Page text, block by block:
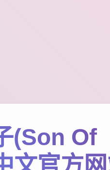
(Son Of
文官方